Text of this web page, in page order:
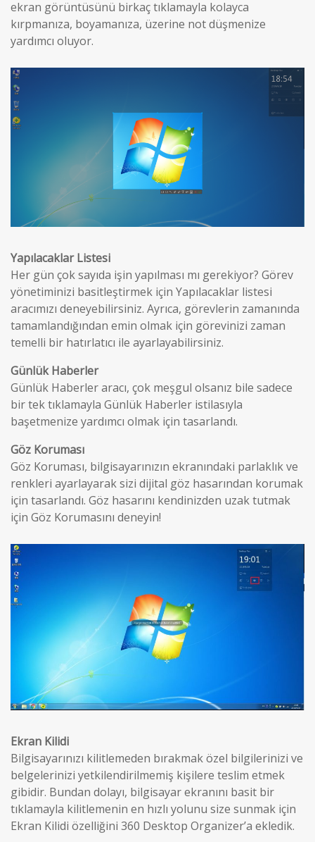
ekran görüntüsünü birkaç tıklamayla kolayca
kırpmanıza, boyamanıza, üzerine not düşmenize
yardımcı oluyor.
Yapılacaklar Listesi
Her gün çok sayıda işin yapılması mı gerekiyor? Görev
yönetiminizi basitleştirmek için Yapılacaklar listesi
aracımızı deneyebilirsiniz. Ayrıca, görevlerin zamanında
tamamlandığından emin olmak için görevinizi zaman
temelli bir hatırlatıcı ile ayarlayabilirsiniz.
Günlük Haberler
Günlük Haberler aracı, çok meşgul olsanız bile sadece
bir tek tıklamayla Günlük Haberler istilasıyla
başetmenize yardımcı olmak için tasarlandı.
Göz Koruması
Göz Koruması, bilgisayarınızın ekranındaki parlaklık ve
renkleri ayarlayarak sizi dijital göz hasarından korumak
için tasarlandı. Göz hasarını kendinizden uzak tutmak
için Göz Korumasını deneyin!
Ekran Kilidi
Bilgisayarınızı kilitlemeden bırakmak özel bilgilerinizi ve
belgelerinizi yetkilendirilmemiş kişilere teslim etmek
gibidir. Bundan dolayı, bilgisayar ekranını basit bir
tıklamayla kilitlemenin en hızlı yolunu size sunmak için
Ekran Kilidi özelliğini 360 Desktop Organizer’a ekledik.